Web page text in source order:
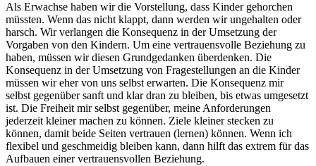
Als Erwachse haben wir die Vorstellung, dass Kinder gehorchen
müssten. Wenn das nicht klappt, dann werden wir ungehalten oder
harsch. Wir verlangen die Konsequenz in der Umsetzung der
Vorgaben von den Kindern. Um eine vertrauensvolle Beziehung zu
haben, müssen wir diesen Grundgedanken überdenken. Die
Konsequenz in der Umsetzung von Fragestellungen an die Kinder
müssen wir eher von uns selbst erwarten. Die Konsequenz mir
selbst gegenüber sanft und klar dran zu bleiben, bis etwas umgesetzt
ist. Die Freiheit mir selbst gegenüber, meine Anforderungen
jederzeit kleiner machen zu können. Ziele kleiner stecken zu
können, damit beide Seiten vertrauen (lernen) können. Wenn ich
flexibel und geschmeidig bleiben kann, dann hilft das extrem für das
Aufbauen einer vertrauensvollen Beziehung.